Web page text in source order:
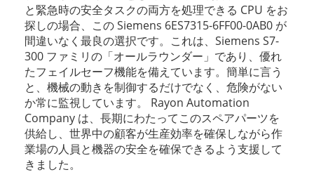
と緊急時の安全タスクの両方を処理できる CPU をお
探しの場合、この Siemens 6ES7315-6FF00-0AB0 が
間違いなく最良の選択です。これは、Siemens S7-
300 ファミリの「オールラウンダー」であり、優れ
たフェイルセーフ機能を備えています。簡単に言う
と、機械の動きを制御するだけでなく、危険がない
か常に監視しています。 Rayon Automation
Company は、長期にわたってこのスペアパーツを
供給し、世界中の顧客が生産効率を確保しながら作
業場の人員と機器の安全を確保できるよう支援して
きました。